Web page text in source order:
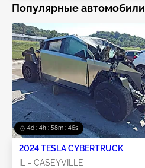
Популярные автомобили
4d : 4h : 58m : 45s
2024 TESLA CYBERTRUCK
IL - CASEYVILLE